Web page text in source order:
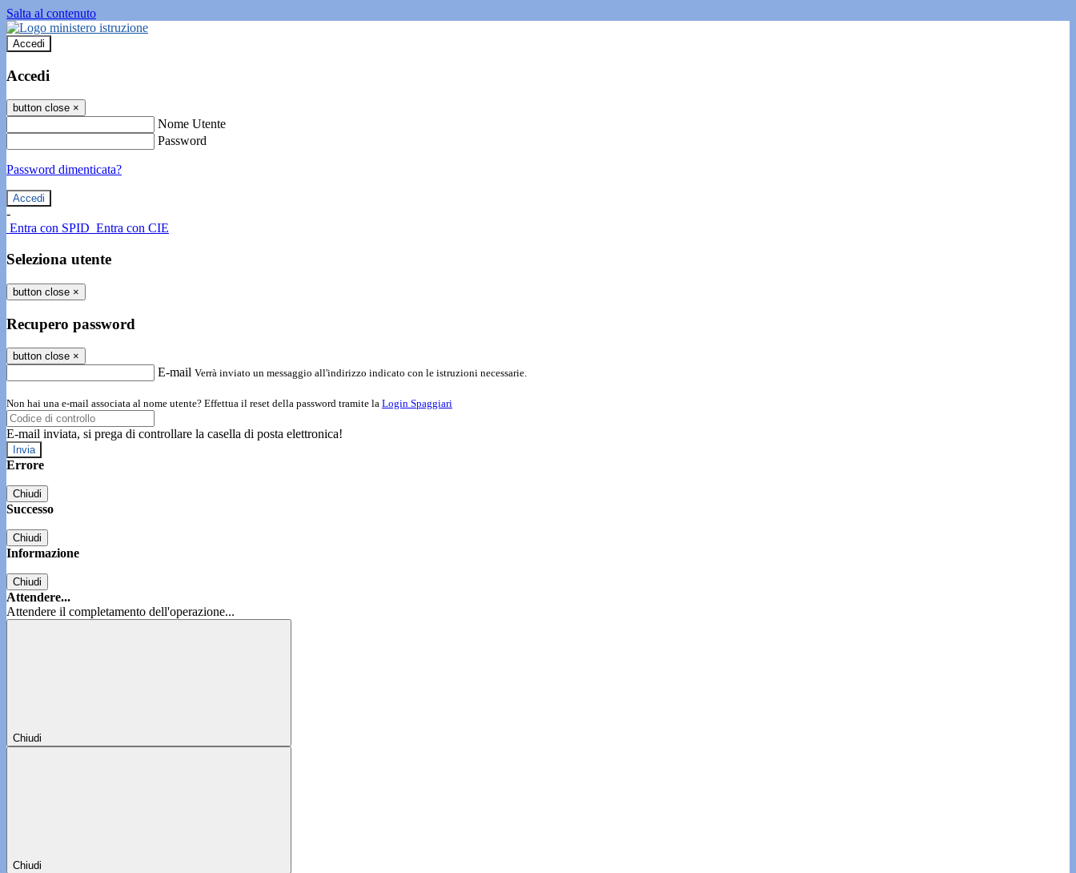
Salta al contenuto
Accedi
Accedi
button close ×
Nome Utente
Password
Password dimenticata?
-
Entra con SPID Entra con CIE
Seleziona utente
button close ×
Recupero password
button close ×
E-mail Verrà inviato un messaggio all'indirizzo indicato con le istruzioni necessarie.
Non hai una e-mail associata al nome utente? Effettua il reset della password tramite la Login Spaggiari
E-mail inviata, si prega di controllare la casella di posta elettronica!
Errore
Chiudi
Successo
Chiudi
Informazione
Chiudi
Attendere...
Attendere il completamento dell'operazione...
Chiudi
Chiudi